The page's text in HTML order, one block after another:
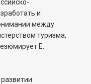
и
между
туризма,
Е.